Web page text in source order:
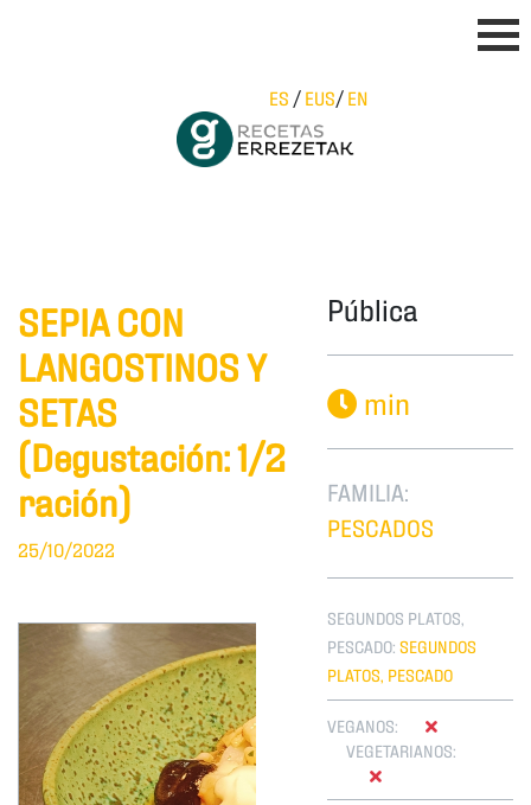
ES / EUS/ EN
SEPIA CON
LANGOSTINOS Y
SETAS
(Degustación: 1/2
ración)
25/10/2022
Pública
min
FAMILIA:
PESCADOS
SEGUNDOS PLATOS,
PESCADO: SEGUNDOS
PLATOS, PESCADO
VEGANOS:
VEGETARIANOS: